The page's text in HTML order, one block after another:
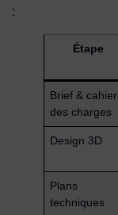
:
Étape
Brief & cahier
des charges
Design 3D
Plans
techniques